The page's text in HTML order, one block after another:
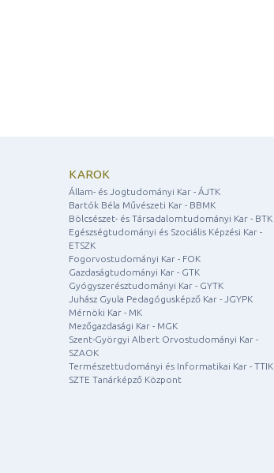
KAROK
Állam- és Jogtudományi Kar - ÁJTK
Bartók Béla Művészeti Kar - BBMK
Bölcsészet- és Társadalomtudományi Kar - BTK
Egészségtudományi és Szociális Képzési Kar -
ETSZK
Fogorvostudományi Kar - FOK
Gazdaságtudományi Kar - GTK
Gyógyszerésztudományi Kar - GYTK
Juhász Gyula Pedagógusképző Kar - JGYPK
Mérnöki Kar - MK
Mezőgazdasági Kar - MGK
Szent-Györgyi Albert Orvostudományi Kar -
SZAOK
Természettudományi és Informatikai Kar - TTIK
SZTE Tanárképző Központ